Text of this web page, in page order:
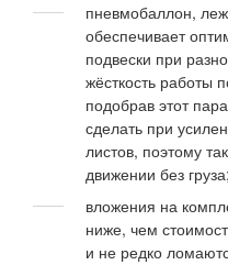
пневмобаллон,
обеспечивает
подвески при
жёсткость работы
подобрав этот
сделать при
листов, поэтому
движении без груза;
вложения на
ниже, чем
и не редко